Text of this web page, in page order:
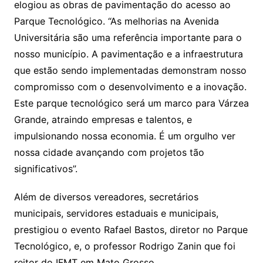
elogiou as obras de pavimentação do acesso ao
Parque Tecnológico. “As melhorias na Avenida
Universitária são uma referência importante para o
nosso município. A pavimentação e a infraestrutura
que estão sendo implementadas demonstram nosso
compromisso com o desenvolvimento e a inovação.
Este parque tecnológico será um marco para Várzea
Grande, atraindo empresas e talentos, e
impulsionando nossa economia. É um orgulho ver
nossa cidade avançando com projetos tão
significativos”.
Além de diversos vereadores, secretários
municipais, servidores estaduais e municipais,
prestigiou o evento Rafael Bastos, diretor no Parque
Tecnológico, e, o professor Rodrigo Zanin que foi